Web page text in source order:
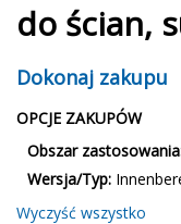
do ścian,
Dokonaj zakupu
OPCJE ZAKUPÓW
Obszar
Wersja/Typ:
Wyczyść wszystko